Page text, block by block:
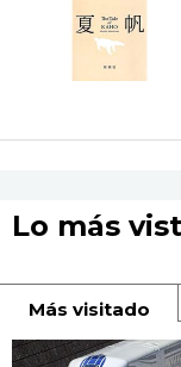
Lo más
Más visitado